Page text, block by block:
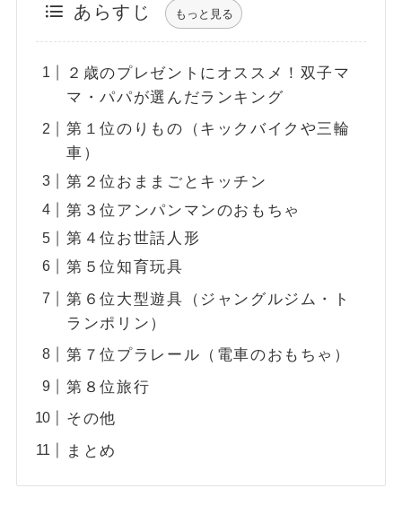
あらすじ もっと見る
２歳のプレゼントにオススメ！双子マ
マ・パパが選んだランキング
第１位のりもの（キックバイクや三輪
車）
第２位おままごとキッチン
第３位アンパンマンのおもちゃ
第４位お世話人形
第５位知育玩具
第６位大型遊具（ジャングルジム・ト
ランポリン）
第７位プラレール（電車のおもちゃ）
第８位旅行
その他
まとめ